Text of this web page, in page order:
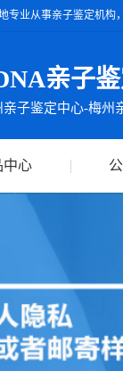
专业从事亲子鉴定机
告准确率达99.99%，
亲子
子鉴定中心-梅州
中心